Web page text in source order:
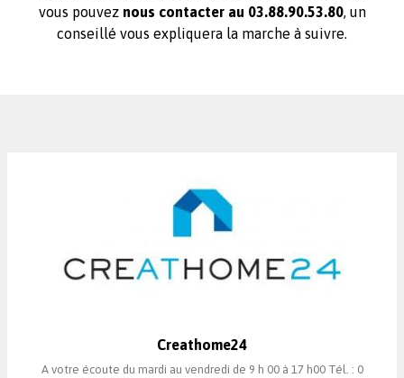
vous pouvez nous contacter au 03.88.90.53.80, un
conseillé vous expliquera la marche à suivre.
Creathome24
A votre écoute du mardi au vendredi de 9 h 00 à 17 h00 Tél. : 0